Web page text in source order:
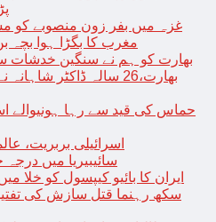
غزہ میں بفر زون منصوبے کو
مغرب کا بگڑا ہوا بچہ
بھارت کو ہم نے سنگین خدشات
بھارت،26 سالہ ڈاکٹر
حماس کی قید سے رہا ہونیوالے
اسرائیلی بربریت،
سائیبیریا میں درجہ
ایران کا بائیو کیپسول کو خلا
سکھ رہنما قتل سازش کی